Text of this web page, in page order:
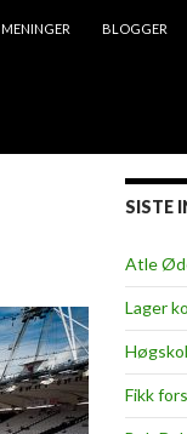
MENINGER BLOGGER
SISTE
Atle
Lager
Fikk